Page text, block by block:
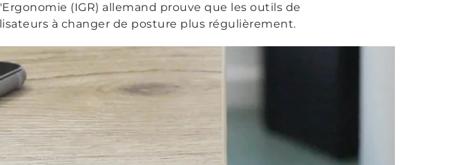
(IGR) allemand prouve que les outils de
à changer de posture plus régulièrement.